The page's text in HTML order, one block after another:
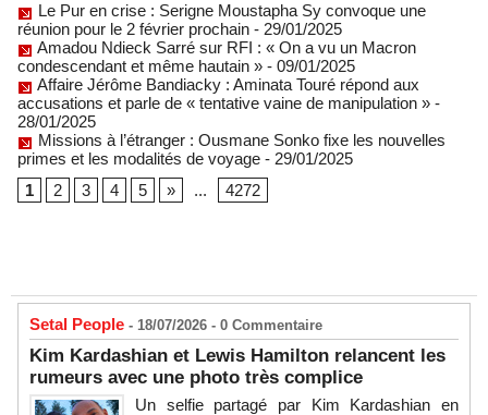
Le Pur en crise : Serigne Moustapha Sy convoque une
réunion pour le 2 février prochain - 29/01/2025
Amadou Ndieck Sarré sur RFI : « On a vu un Macron
condescendant et même hautain » - 09/01/2025
Affaire Jérôme Bandiacky : Aminata Touré répond aux
accusations et parle de « tentative vaine de manipulation » -
28/01/2025
Missions à l’étranger : Ousmane Sonko fixe les nouvelles
primes et les modalités de voyage - 29/01/2025
1
2 3 4 5 » ... 4272
Setal People - 18/07/2026 - 0 Commentaire
Kim Kardashian et Lewis Hamilton relancent les
rumeurs avec une photo très complice
Un selfie partagé par Kim Kardashian en